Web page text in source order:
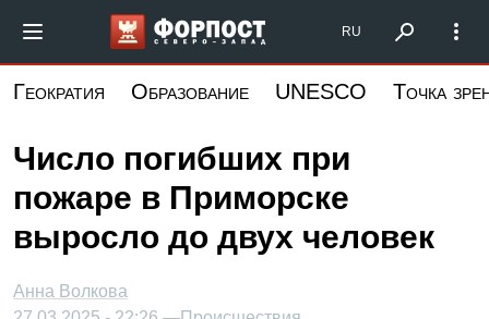
основному
Форпост Северо-Запад
RU
Геократия Образование UNESCO Точка
Число погибших при
пожаре в Приморске
выросло до двух человек
Анна Волкова